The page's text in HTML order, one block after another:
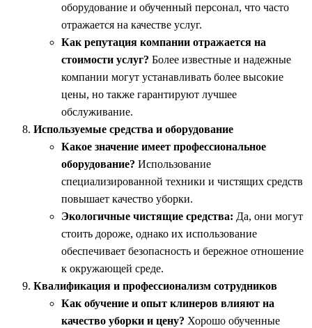
оборудование и обученный персонал, что часто
отражается на качестве услуг.
Как репутация компании отражается на
стоимости услуг? Более известные и надежные
компании могут устанавливать более высокие
цены, но также гарантируют лучшее
обслуживание.
Используемые средства и оборудование
Какое значение имеет профессиональное
оборудование? Использование
специализированной техники и чистящих средств
повышает качество уборки.
Экологичные чистящие средства: Да, они могут
стоить дороже, однако их использование
обеспечивает безопасность и бережное отношение
к окружающей среде.
Квалификация и профессионализм сотрудников
Как обучение и опыт клинеров влияют на
качество уборки и цену? Хорошо обученные